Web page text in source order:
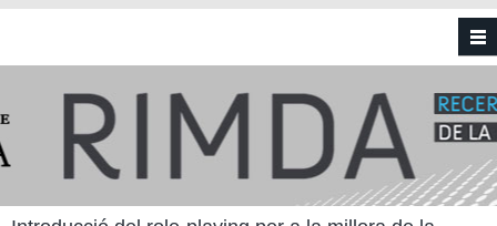
Vés al contingut